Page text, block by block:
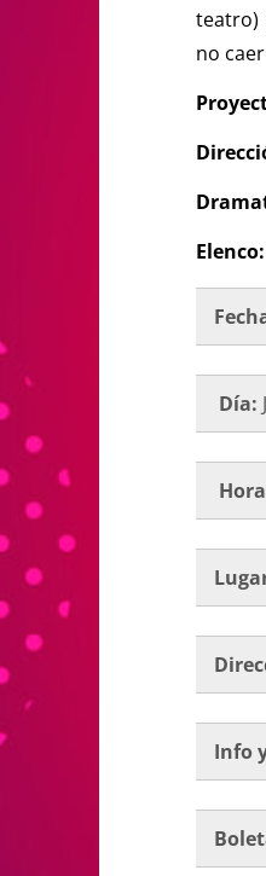
teatro)
no
Elenco:
Día:
Info